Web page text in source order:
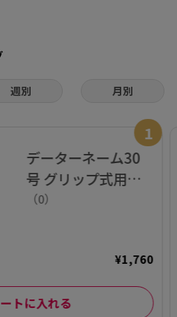
週別 月別
1
データーネーム30
号 グリップ式用ス
タンド
（0）
¥1,760
トに入れる